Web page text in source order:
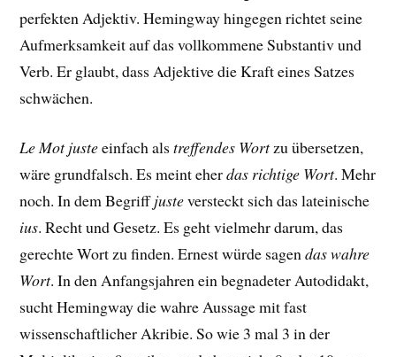
perfekten Adjektiv. Hemingway hingegen richtet seine
Aufmerksamkeit auf das vollkommene Substantiv und
Verb. Er glaubt, dass Adjektive die Kraft eines Satzes
schwächen.
Le Mot justeeinfach alstreffendes Wortzu übersetzen,
wäre grundfalsch. Es meint eherdas richtige Wort. Mehr
noch. In dem Begriffjusteversteckt sich das lateinische
ius. Recht und Gesetz. Es geht vielmehr darum, das
gerechte Wort zu finden. Ernest würde sagendas wahre
Wort. In den Anfangsjahren ein begnadeter Autodidakt,
sucht Hemingway die wahre Aussage mit fast
wissenschaftlicher Akribie. So wie 3 mal 3 in der